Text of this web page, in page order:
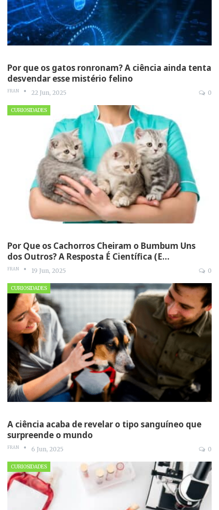
Por que os gatos ronronam? A ciência ainda tenta
desvendar esse mistério felino
FRAN 22 Jun, 2025 0
CURIOSIDADES
Por Que os Cachorros Cheiram o Bumbum Uns
dos Outros? A Resposta É Científica (E…
FRAN 19 Jun, 2025 0
CURIOSIDADES
A ciência acaba de revelar o tipo sanguíneo que
surpreende o mundo
FRAN 6 Jun, 2025 0
CURIOSIDADES